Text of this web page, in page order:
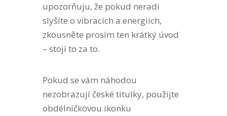
upozorňuju, že pokud neradi
slyšíte o vibracích a energiích,
zkousněte prosím ten krátký úvod
– stojí to za to.
Pokud se vám náhodou
nezobrazují české titulky, použijte
obdélníčkovou ikonku